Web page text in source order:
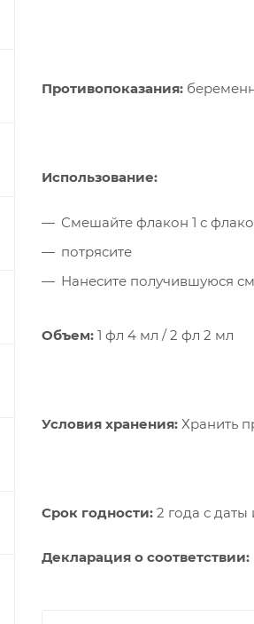
Противопоказания:
Использование:
Смешайте флакон 1 с
потрясите
Нанесите получившуюся
Объем: 1 фл 4 мл / 2 фл 2 мл
Условия хранения: Хранить
Срок годности: 2 года с даты
Декларация о соответствии: